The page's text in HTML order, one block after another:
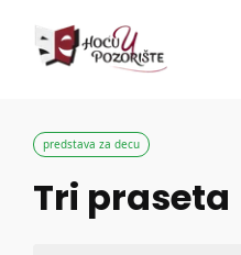
predstava za decu
Tri praseta